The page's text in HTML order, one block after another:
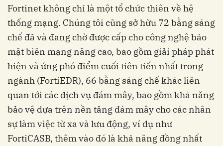
Fortinet không chỉ là một tổ chức thiên về hệ
thống mạng. Chúng tôi cũng sở hữu 72 bằng sáng
chế đã và đang chờ được cấp cho công nghệ bảo
mật biên mạng nâng cao, bao gồm giải pháp phát
hiện và ứng phó điểm cuối tiên tiến nhất trong
ngành (FortiEDR), 66 bằng sáng chế khác liên
quan tới các dịch vụ đám mây, bao gồm khả năng
bảo vệ dựa trên nền tảng đám mây cho các nhân
sự làm việc từ xa và lưu động, ví dụ như
FortiCASB, thêm vào đó là khả năng đồng nhất